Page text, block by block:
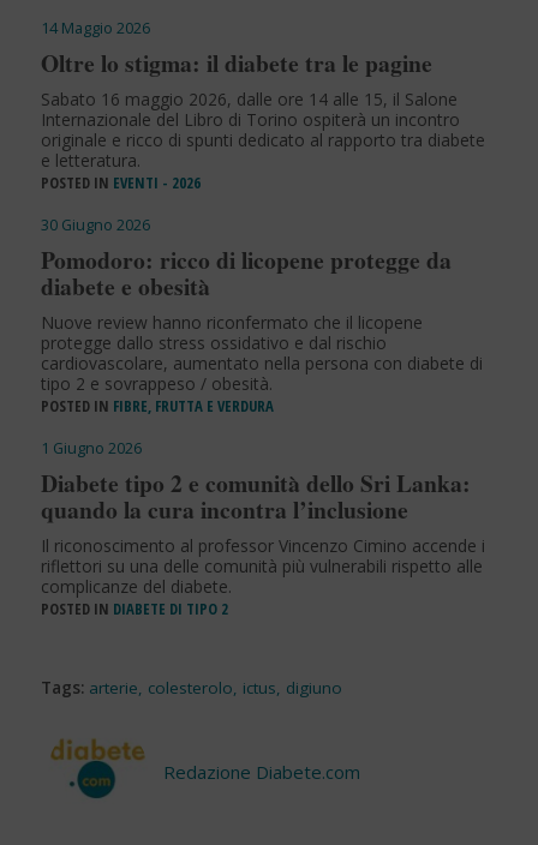
14 Maggio 2026
Oltre lo stigma: il diabete tra le pagine
Sabato 16 maggio 2026, dalle ore 14 alle 15, il Salone
Internazionale del Libro di Torino ospiterà un incontro
originale e ricco di spunti dedicato al rapporto tra diabete
e letteratura.
POSTED IN EVENTI - 2026
30 Giugno 2026
Pomodoro: ricco di licopene protegge da
diabete e obesità
Nuove review hanno riconfermato che il licopene
protegge dallo stress ossidativo e dal rischio
cardiovascolare, aumentato nella persona con diabete di
tipo 2 e sovrappeso / obesità.
POSTED IN FIBRE, FRUTTA E VERDURA
1 Giugno 2026
Diabete tipo 2 e comunità dello Sri Lanka:
quando la cura incontra l’inclusione
Il riconoscimento al professor Vincenzo Cimino accende i
riflettori su una delle comunità più vulnerabili rispetto alle
complicanze del diabete.
POSTED IN DIABETE DI TIPO 2
Tags: arterie, colesterolo, ictus, digiuno
Redazione Diabete.com